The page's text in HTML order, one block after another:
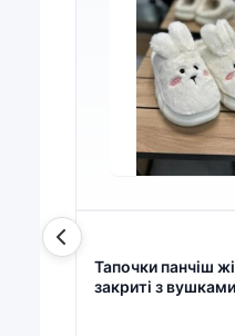
Тапочки панчіш
закриті з